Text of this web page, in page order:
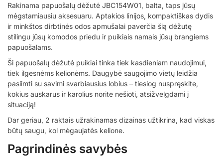
Rakinama papuošalų dėžutė JBC154W01, balta, taps jūsų
mėgstamiausiu aksesuaru. Aptakios linijos, kompaktiškas dydis
ir minkštos dirbtinės odos apmušalai paverčia šią dėžutę
stilingu jūsų komodos priedu ir puikiais namais jūsų brangiems
papuošalams.
Ši papuošalų dėžutė puikiai tinka tiek kasdieniam naudojimui,
tiek ilgesnėms kelionėms. Daugybė saugojimo vietų leidžia
pasiimti su savimi svarbiausius lobius – tiesiog nuspręskite,
kokius auskarus ir karolius norite nešioti, atsižvelgdami į
situaciją!
Dar geriau, 2 raktais užrakinamas dizainas užtikrina, kad viskas
būtų saugu, kol mėgaujatės kelione.
Pagrindinės savybės